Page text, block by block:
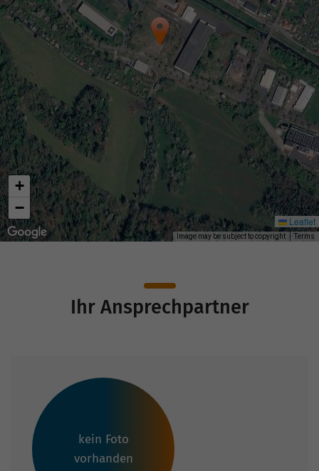
+
−
Leaflet
Image may be subject to copyright Terms
Ihr Ansprechpartner
kein Foto
vorhanden